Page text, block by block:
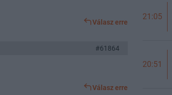
Válasz erre
#61864
Válasz erre
21:05
20:51